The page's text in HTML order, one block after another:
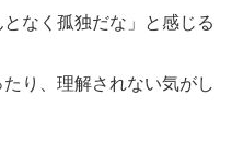
なく孤独だな」と感じる
り、理解されない気がし